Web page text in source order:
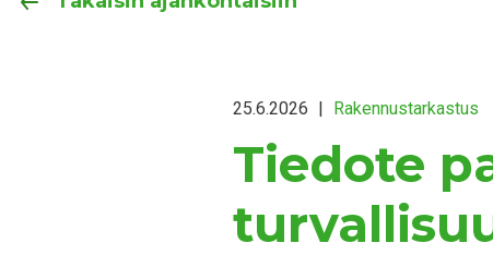
25.6.2026 | Rakennustarkastus
Tiedote